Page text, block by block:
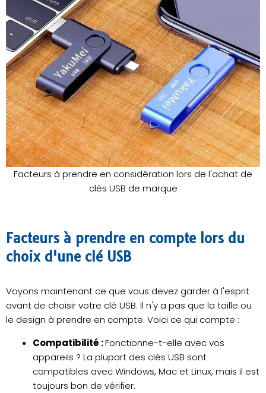
Facteurs à prendre en considération lors de l'achat de
clés USB de marque
Facteurs à prendre en compte lors du
choix d'une clé USB
Voyons maintenant ce que vous devez garder à l'esprit
avant de choisir votre clé USB. Il n'y a pas que la taille ou
le design à prendre en compte. Voici ce qui compte :
Compatibilité :Fonctionne-t-elle avec vos
appareils ? La plupart des clés USB sont
compatibles avec Windows, Mac et Linux, mais il est
toujours bon de vérifier.